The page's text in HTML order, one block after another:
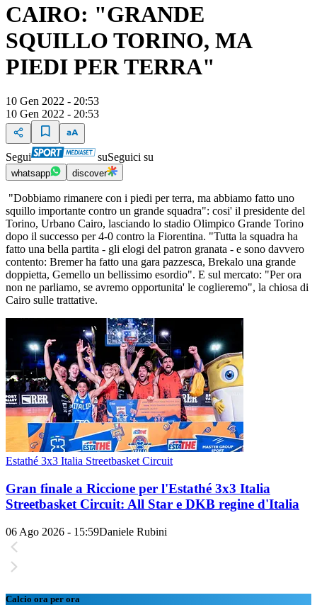
CAIRO: "GRANDE
SQUILLO TORINO, MA
PIEDI PER TERRA"
10 Gen 2022 - 20:53
10 Gen 2022 - 20:53
Segui suSeguici su
whatsapp discover
"Dobbiamo rimanere con i piedi per terra, ma abbiamo fatto uno
squillo importante contro un grande squadra": cosi' il presidente del
Torino, Urbano Cairo, lasciando lo stadio Olimpico Grande Torino
dopo il successo per 4-0 contro la Fiorentina. "Tutta la squadra ha
fatto una bella partita - gli elogi del patron granata - e sono davvero
contento: Bremer ha fatto una gara pazzesca, Brekalo una grande
doppietta, Gemello un bellissimo esordio". E sul mercato: "Per ora
non ne parliamo, se avremo opportunita' le coglieremo", la chiosa di
Cairo sulle trattative.
Estathé 3x3 Italia Streetbasket Circuit
Gran finale a Riccione per l'Estathé 3x3 Italia
Streetbasket Circuit: All Star e DKB regine d'Italia
06 Ago 2026 - 15:59Daniele Rubini
Calcio ora per ora